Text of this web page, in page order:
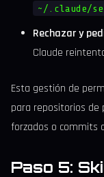
~/.claude/
Rechazar y
Claude
Esta gestión de
para repositorios de
forzados o commits
Paso 5: